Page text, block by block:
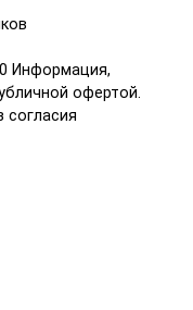
Информация,
офертой.
согласия